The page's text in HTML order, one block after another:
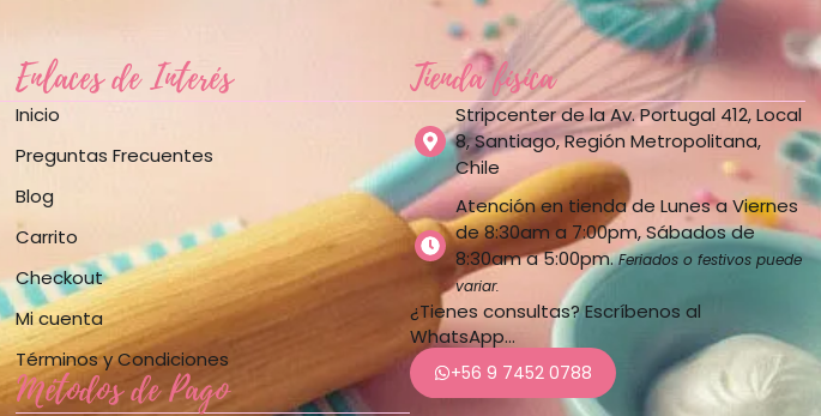
Enlaces de Interés
Inicio
Preguntas Frecuentes
Blog
Carrito
Checkout
Mi cuenta
Términos y Condiciones
Métodos de Pago
Tienda física
Stripcenter de la Av. Portugal 412, Local
8, Santiago, Región Metropolitana,
Chile
Atención en tienda de Lunes a Viernes
de 8:30am a 7:00pm, Sábados de
8:30am a 5:00pm.Feriados o festivos puede
variar.
¿Tienes consultas? Escríbenos al
WhatsApp…
+56 9 7452 0788